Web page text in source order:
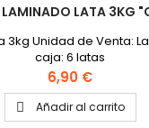
LATA 3KG
3kg Unidad de Venta:
caja: 6 latas
Precio
6,90 €
 Añadir al carrito